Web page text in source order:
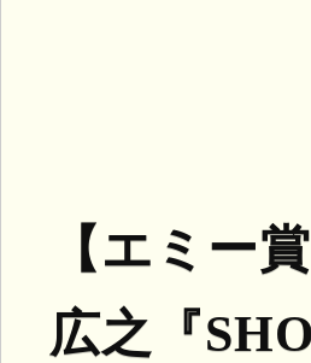
【エミー
広之『